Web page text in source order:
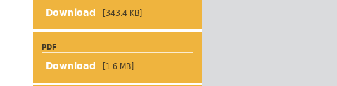
[343.4 KB]
PDF
[1.6 MB]